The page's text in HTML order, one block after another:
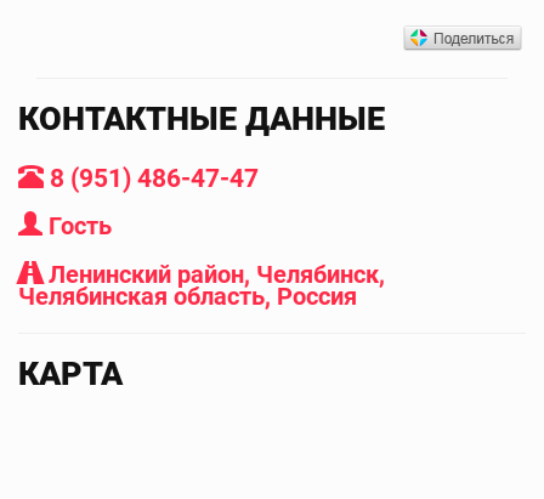
КОНТАКТНЫЕ ДАННЫЕ
8 (951) 486-47-47
Гость
Ленинский район, Челябинск,
Челябинская область, Россия
КАРТА